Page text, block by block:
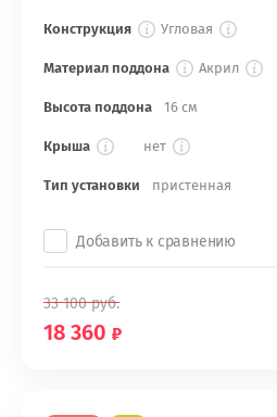
Конструкция Угловая
Материал поддона Акрил
Высота поддона 16 см
Крыша нет
Тип установки пристенная
Добавить к сравнению
33 100руб.
18 360